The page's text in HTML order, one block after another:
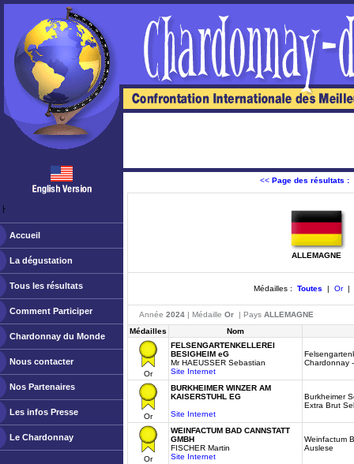
ￂﾠ
Accueil
La dégustation
Tous les résultats
Comment Participer
Chardonnay du Monde
Nous contacter
Nos Partenaires
Les infos Presse
Le Chardonnay
<< Page des résultats :
ALLEMAGNE
Médailles : Toutes | Or|
Année 2024 | Médaille Or | Pays ALLEMAGNE
Médailles
Nom
Or
FELSENGARTENKELLEREI
BESIGHEIM eG
Mr HAEUSSER Sebastian
Site Internet
Chardonnay
Or
BURKHEIMER WINZER AM
KAISERSTUHL EG
Site Internet
Burkheimer
Extra Brut
Or
WEINFACTUM BAD CANNSTATT
GMBH
FISCHER Martin
Site Internet
Weinfactum
Auslese